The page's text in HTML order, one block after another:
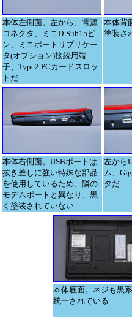
本体左側面。左から、電源
コネクタ、ミニD-Sub15ピ
ン、ミニポートリプリケー
タ(オプション)接続用端
子、Type2 PCカードスロッ
トだ
本体背
塗装さ
本体右側面。USBポートは
抜き差しに強い特殊な部品
を使用しているため、隣の
モデムポートと異なり、黒
く塗装されていない
左から
ム、
タだ
本体底面。ネジも黒
統一されている